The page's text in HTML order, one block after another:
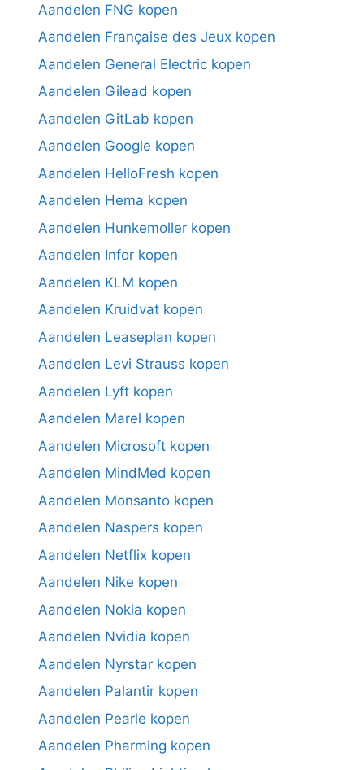
Aandelen FNG kopen
Aandelen Française des Jeux kopen
Aandelen General Electric kopen
Aandelen Gilead kopen
Aandelen GitLab kopen
Aandelen Google kopen
Aandelen HelloFresh kopen
Aandelen Hema kopen
Aandelen Hunkemoller kopen
Aandelen Infor kopen
Aandelen KLM kopen
Aandelen Kruidvat kopen
Aandelen Leaseplan kopen
Aandelen Levi Strauss kopen
Aandelen Lyft kopen
Aandelen Marel kopen
Aandelen Microsoft kopen
Aandelen MindMed kopen
Aandelen Monsanto kopen
Aandelen Naspers kopen
Aandelen Netflix kopen
Aandelen Nike kopen
Aandelen Nokia kopen
Aandelen Nvidia kopen
Aandelen Nyrstar kopen
Aandelen Palantir kopen
Aandelen Pearle kopen
Aandelen Pharming kopen